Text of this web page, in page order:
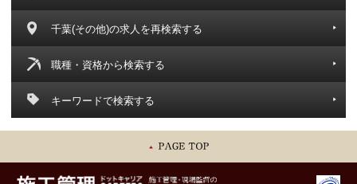
千葉(その他)の求人を再検索する
職種・資格から検索する
キーワードで検索する